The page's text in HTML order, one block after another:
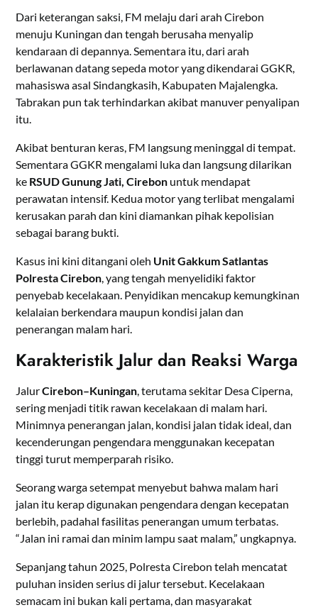
Dari keterangan saksi, FM melaju dari arah Cirebon
menuju Kuningan dan tengah berusaha menyalip
kendaraan di depannya. Sementara itu, dari arah
berlawanan datang sepeda motor yang dikendarai GGKR,
mahasiswa asal Sindangkasih, Kabupaten Majalengka.
Tabrakan pun tak terhindarkan akibat manuver penyalipan
itu.
Akibat benturan keras, FM langsung meninggal di tempat.
Sementara GGKR mengalami luka dan langsung dilarikan
ke RSUD Gunung Jati, Cirebon untuk mendapat
perawatan intensif. Kedua motor yang terlibat mengalami
kerusakan parah dan kini diamankan pihak kepolisian
sebagai barang bukti.
Kasus ini kini ditangani oleh Unit Gakkum Satlantas
Polresta Cirebon, yang tengah menyelidiki faktor
penyebab kecelakaan. Penyidikan mencakup kemungkinan
kelalaian berkendara maupun kondisi jalan dan
penerangan malam hari.
Karakteristik Jalur dan Reaksi Warga
JalurCirebon–Kuningan, terutama sekitar Desa Ciperna,
sering menjadi titik rawan kecelakaan di malam hari.
Minimnya penerangan jalan, kondisi jalan tidak ideal, dan
kecenderungan pengendara menggunakan kecepatan
tinggi turut memperparah risiko.
Seorang warga setempat menyebut bahwa malam hari
jalan itu kerap digunakan pengendara dengan kecepatan
berlebih, padahal fasilitas penerangan umum terbatas.
“Jalan ini ramai dan minim lampu saat malam,” ungkapnya.
Sepanjang tahun 2025, Polresta Cirebon telah mencatat
puluhan insiden serius di jalur tersebut. Kecelakaan
semacam ini bukan kali pertama, dan masyarakat